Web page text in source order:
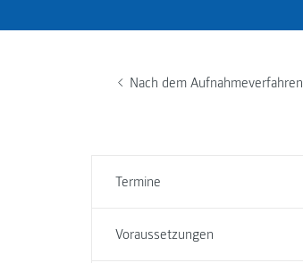
Nach dem Aufnahmeverfahren
Termine
Voraussetzungen